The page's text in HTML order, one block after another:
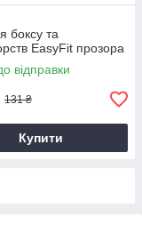
боксу та
EasyFit прозора
відправки
131 ₴
Купити